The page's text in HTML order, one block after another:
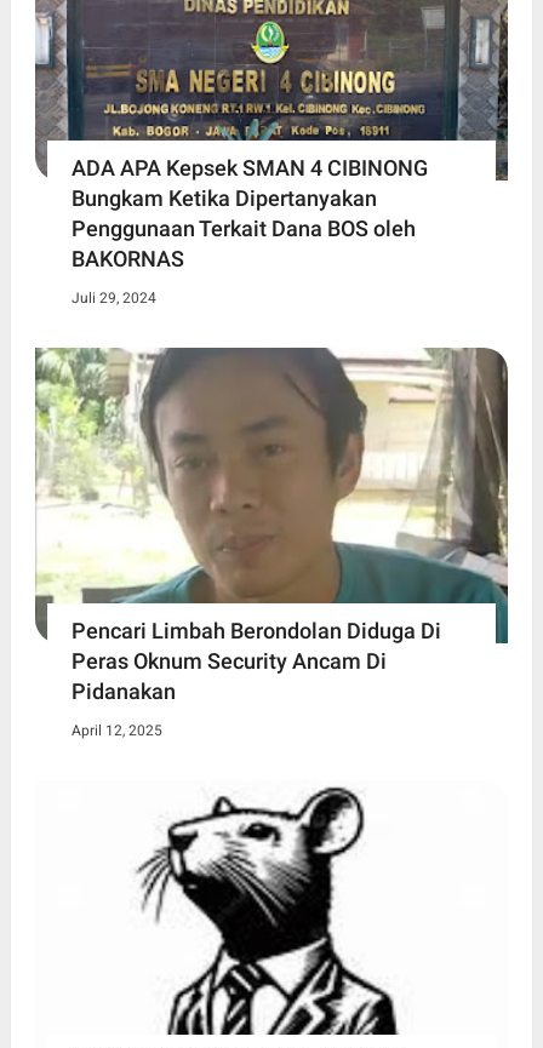
ADA APA Kepsek SMAN 4 CIBINONG
Bungkam Ketika Dipertanyakan
Penggunaan Terkait Dana BOS oleh
BAKORNAS
Juli 29, 2024
Pencari Limbah Berondolan Diduga Di
Peras Oknum Security Ancam Di
Pidanakan
April 12, 2025